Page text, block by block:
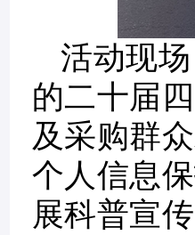
活动现
的二十届
及采购群
个人信息
展科普宣